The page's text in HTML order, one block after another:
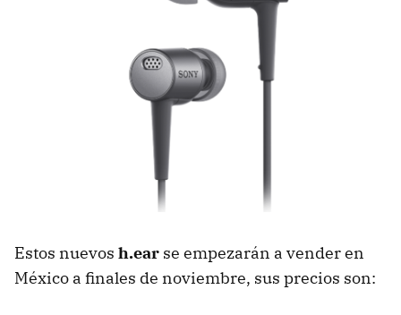
Estos nuevos h.ear se empezarán a vender en
México a finales de noviembre, sus precios son: